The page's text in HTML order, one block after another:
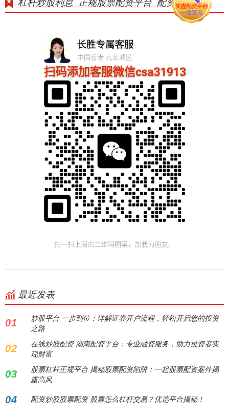
杠杆炒股利息_正规股票配资平台_配资返佣
最近发表
01
炒股平台 一步到位：详解证券开户流程，轻松开启您的投资
之路
02
在线炒股配资 湖南配资平台：专业融资服务，助力投资者实
现财富
03
股票杠杆正规平台 揭秘股票配资陷阱：一起股票配资案件揭
露高风
04 配资炒股股票配资 股票怎么杠杆交易？优选平台揭秘！